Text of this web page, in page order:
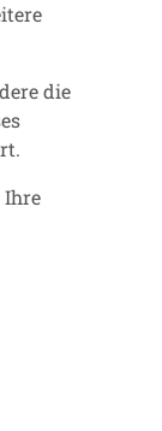
die